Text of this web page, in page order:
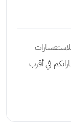
في أقرب